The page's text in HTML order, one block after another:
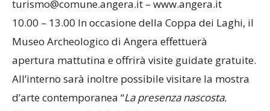
Info/prenotazioni: tel. 0331931915 – e-mail:
turismo@comune.angera.it – www.angera.it
10.00 – 13.00 In occasione della Coppa dei Laghi, il
Museo Archeologico di Angera effettuerà
apertura mattutina e offrirà visite guidate gratuite.
All’interno sarà inoltre possibile visitare la mostra